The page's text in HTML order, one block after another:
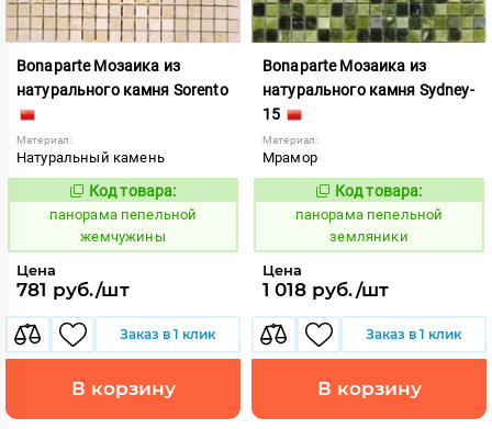
Bonaparte Мозаика из
натурального камня Sorento
Материал:
Натуральный камень
540026
Код товара:
панорама пепельной
жемчужины
Цена
781 руб./шт
Заказ в 1 клик
В корзину
Bonaparte Мозаика из
натурального камня Sydney-
15
Материал:
Мрамор
540031
Код товара:
панорама пепельной
земляники
Цена
1 018 руб./шт
Заказ в 1 клик
В корзину